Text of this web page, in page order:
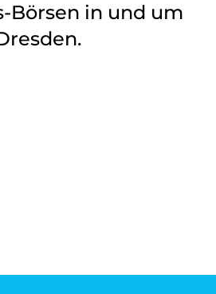
Börsen in und um